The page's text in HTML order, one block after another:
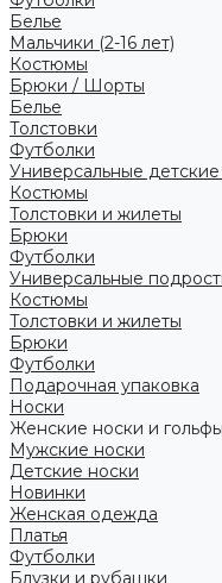
Белье
Мальчики (2-16 лет)
Костюмы
Брюки / Шорты
Белье
Толстовки
Футболки
Универсальные
Костюмы
Толстовки и жилеты
Брюки
Футболки
Универсальные
Костюмы
Толстовки и жилеты
Брюки
Футболки
Подарочная упаковка
Носки
Женские носки и гольфы
Мужские носки
Детские носки
Новинки
Женская одежда
Платья
Футболки
Блузки и рубашки